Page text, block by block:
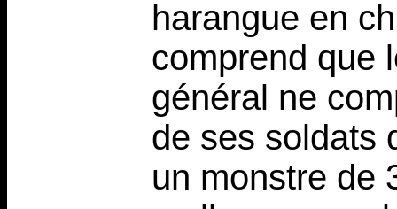
harangue en
comprend que
général ne
de ses soldats
un monstre de